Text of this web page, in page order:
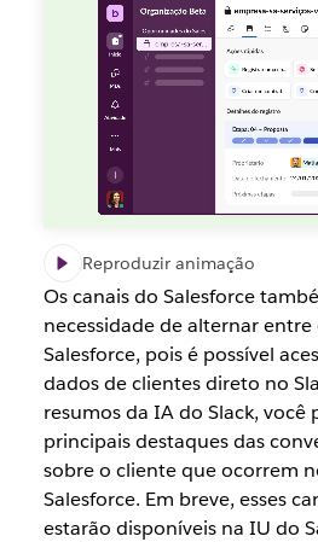
Reproduzir animação
Os canais do Salesforce
necessidade de alternar entre
Salesforce, pois é possível
dados de clientes direto no
resumos da IA do Slack, você
principais destaques das
sobre o cliente que ocorrem
Salesforce. Em breve, esses
estarão disponíveis na IU do